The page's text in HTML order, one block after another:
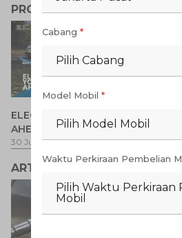
PROMO TERKAIT
ELECTRIFY YOUR PATH
AHEAD
30 Jul 2026-31 Ags 2026 1 Jul
ARTIKEL LAINNYA
Cabang *
Pilih Cabang
Model Mobil *
Pilih Model Mobil
Waktu Perkiraan Pembelian
Pilih Waktu Perkiraan
Mobil